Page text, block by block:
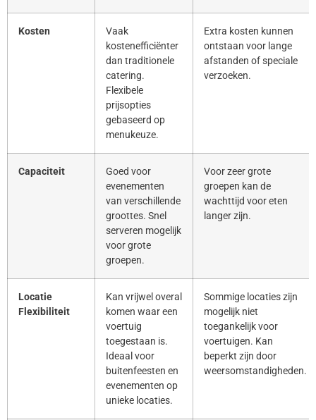
Kosten
Vaak
kostenefficiënter
dan traditionele
catering.
Flexibele
prijsopties
gebaseerd op
menukeuze.
Extra kosten kunnen
ontstaan voor lange
afstanden of speciale
verzoeken.
Capaciteit
Goed voor
evenementen
van verschillende
groottes. Snel
serveren mogelijk
voor grote
groepen.
Voor zeer grote
groepen kan de
wachttijd voor eten
langer zijn.
Locatie
Flexibiliteit
Kan vrijwel overal
komen waar een
voertuig
toegestaan is.
Ideaal voor
buitenfeesten en
evenementen op
unieke locaties.
Sommige locaties zijn
mogelijk niet
toegankelijk voor
voertuigen. Kan
beperkt zijn door
weersomstandigheden.